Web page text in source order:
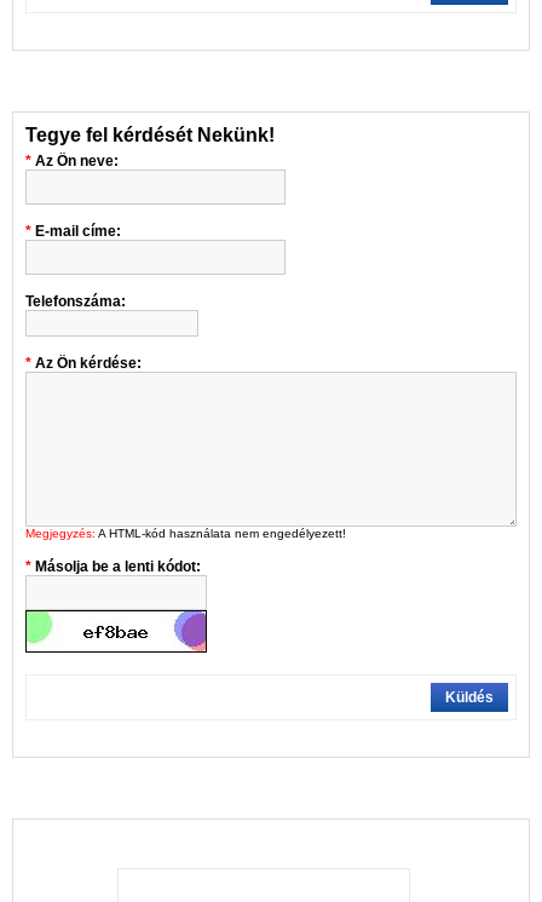
Tegye fel kérdését Nekünk!
Az Ön neve:
E-mail címe:
Telefonszáma:
Az Ön kérdése:
Megjegyzés: A HTML-kód használata nem engedélyezett!
Másolja be a lenti kódot:
Küldés